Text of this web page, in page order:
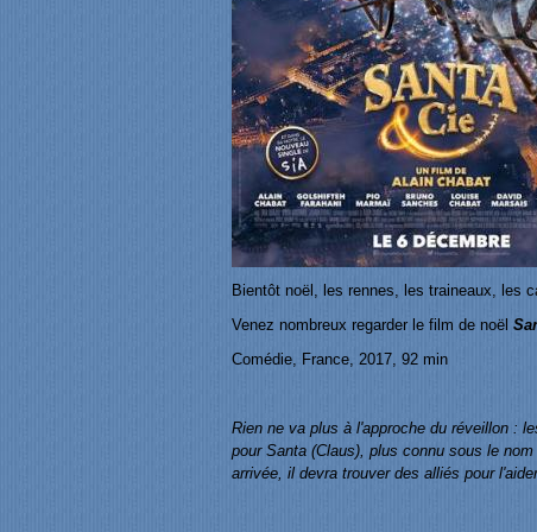
Bientôt noël, les rennes, les traineaux, les
Venez nombreux regarder le film de noël
Comédie, France, 2017, 92 min
Rien ne va plus à l'approche du réveillon :
pour Santa (Claus), plus connu sous le
arrivée, il devra trouver des alliés pour